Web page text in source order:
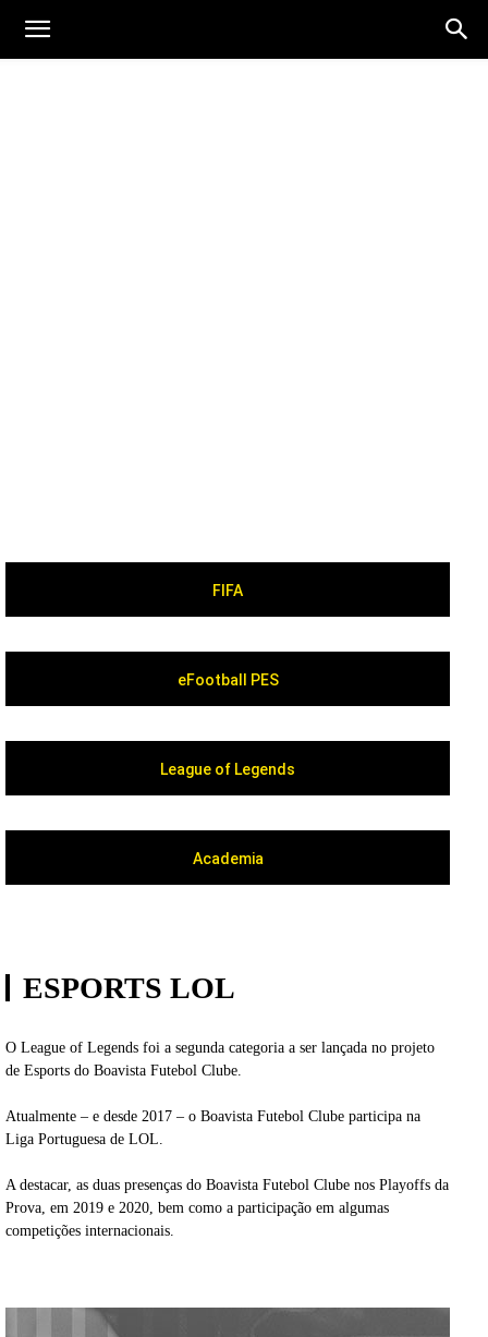
FIFA
eFootball PES
League of Legends
Academia
ESPORTS LOL
O League of Legends foi a segunda categoria a ser lançada no projeto
de Esports do Boavista Futebol Clube.
Atualmente – e desde 2017 – o Boavista Futebol Clube participa na
Liga Portuguesa de LOL.
A destacar, as duas presenças do Boavista Futebol Clube nos Playoffs da
Prova, em 2019 e 2020, bem como a participação em algumas
competições internacionais.